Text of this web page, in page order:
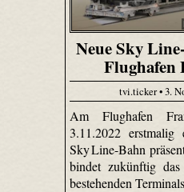
Neue Sky
tvi.ticker • 3.
Am Flughafen
3.11.2022
Sky Line-Bahn
bindet zukünftig
bestehenden